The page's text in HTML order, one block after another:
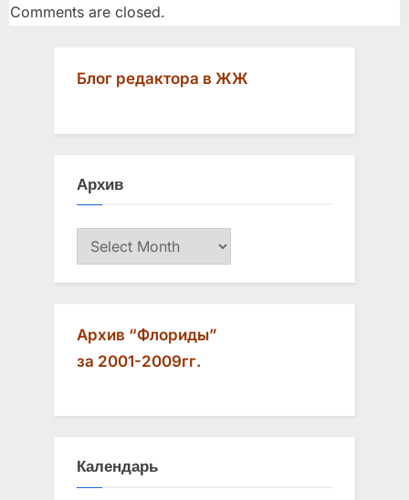
Comments are closed.
Блог редактора в ЖЖ
Архив
Архив
Архив “Флориды”
за 2001-2009гг.
Календарь